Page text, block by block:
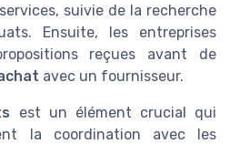
suivie de la recherche
Ensuite, les entreprises
reçues avant de
avec un fournisseur.
est un élément crucial qui
la coordination avec les